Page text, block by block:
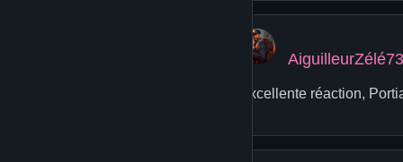
AiguilleurZélé73
Excellente réaction,